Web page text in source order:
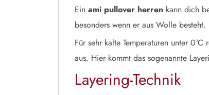
Ein ami pullover herren kann dich
besonders wenn er aus Wolle besteht.
Für sehr kalte Temperaturen unter
aus. Hier kommt das sogenannte
Layering-Technik